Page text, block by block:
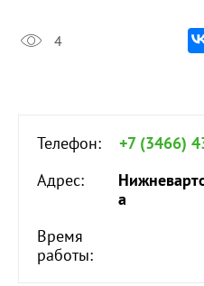
4
Телефон:
+7 (3466)
Адрес:
а
Время
работы: